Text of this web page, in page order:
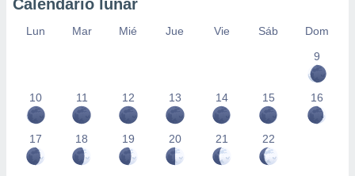
Calendario lunar
Lun Mar Mié Jue Vie Sáb
Dom
9
10 11 12 13 14 15 16
17 18 19 20 21 22